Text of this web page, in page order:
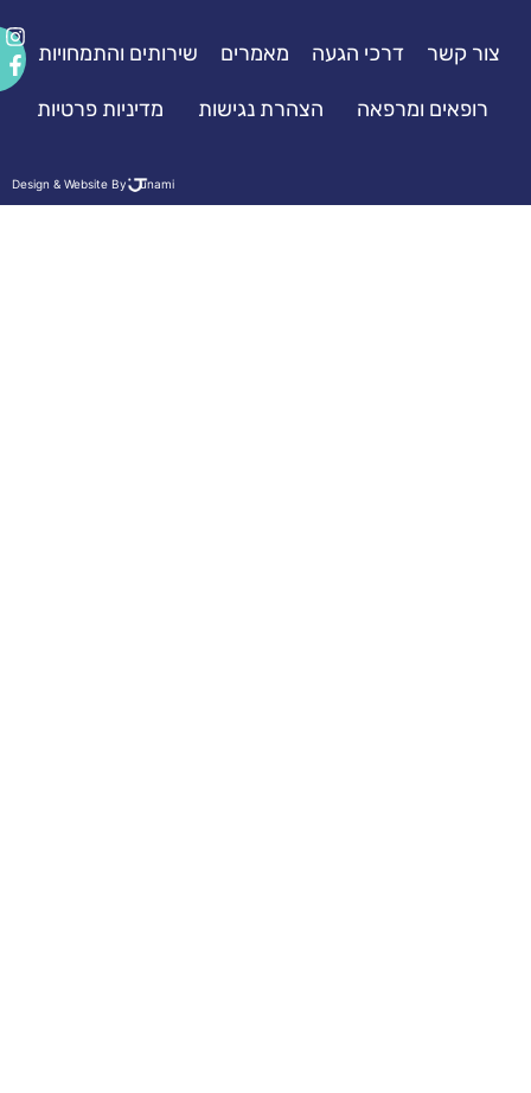
דרכי הגעה מאמרים שירותים והתמחויות
הצהרת נגישות מדיניות פרטיות
077-
Design & Website By